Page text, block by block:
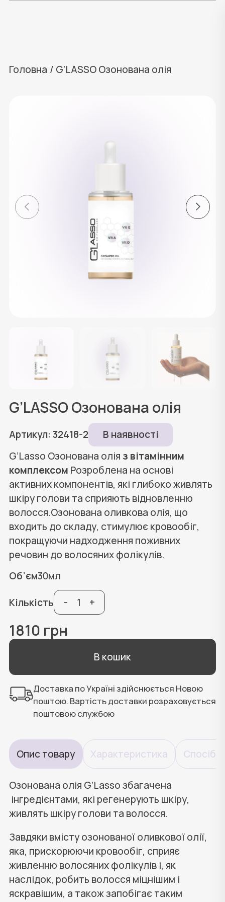
Головна / G’LASSO Озонована олія
G’LASSO Озонована олія
Артикул: 32418-2
В наявності
G’Lasso Озонована олія з вітамінним
комплексом Розроблена на основі
активних компонентів, які глибоко живлять
шкіру голови та сприяють відновленню
волосся.Озонована оливкова олія, що
входить до складу, стимулює кровообіг,
покращуючи надходження поживних
речовин до волосяних фолікулів.
Об’єм30мл
Кількість - +
1810 грн
В кошик
Доставка по Україні здійснюється Новою
поштою. Вартість доставки розраховується
поштовою службою
Опис товару Характеристика Спосіб
Озонована олiя G’Lasso збагачена
інгредієнтами, які регенерують шкіру,
живлять шкіру голови та волосся.
Завдяки вмісту озонованої оливкової олії,
яка, прискорюючи кровообіг, сприяє
живленню волосяних фолікулів і, як
наслідок, робить волосся міцнішим і
яскравішим, а також запобігає таким